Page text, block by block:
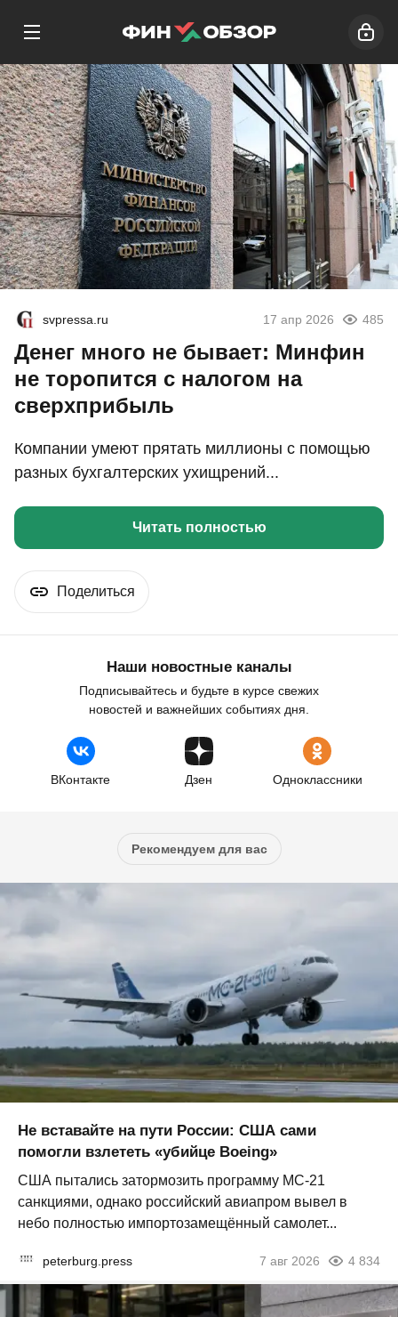
svpressa.ru 17 апр 2026 485
Денег много не бывает: Минфин
не торопится с налогом на
сверхприбыль
Компании умеют прятать миллионы с помощью
разных бухгалтерских ухищрений...
Читать полностью
Поделиться
Наши новостные каналы
Подписывайтесь и будьте в курсе свежих
новостей и важнейших событиях дня.
ВКонтакте Дзен Одноклассники
Рекомендуем для вас
Не вставайте на пути России: США сами
помогли взлететь «убийце Boeing»
США пытались затормозить программу МС-21
санкциями, однако российский авиапром вывел в
небо полностью импортозамещённый самолет...
peterburg.press 7 авг 2026 4 834